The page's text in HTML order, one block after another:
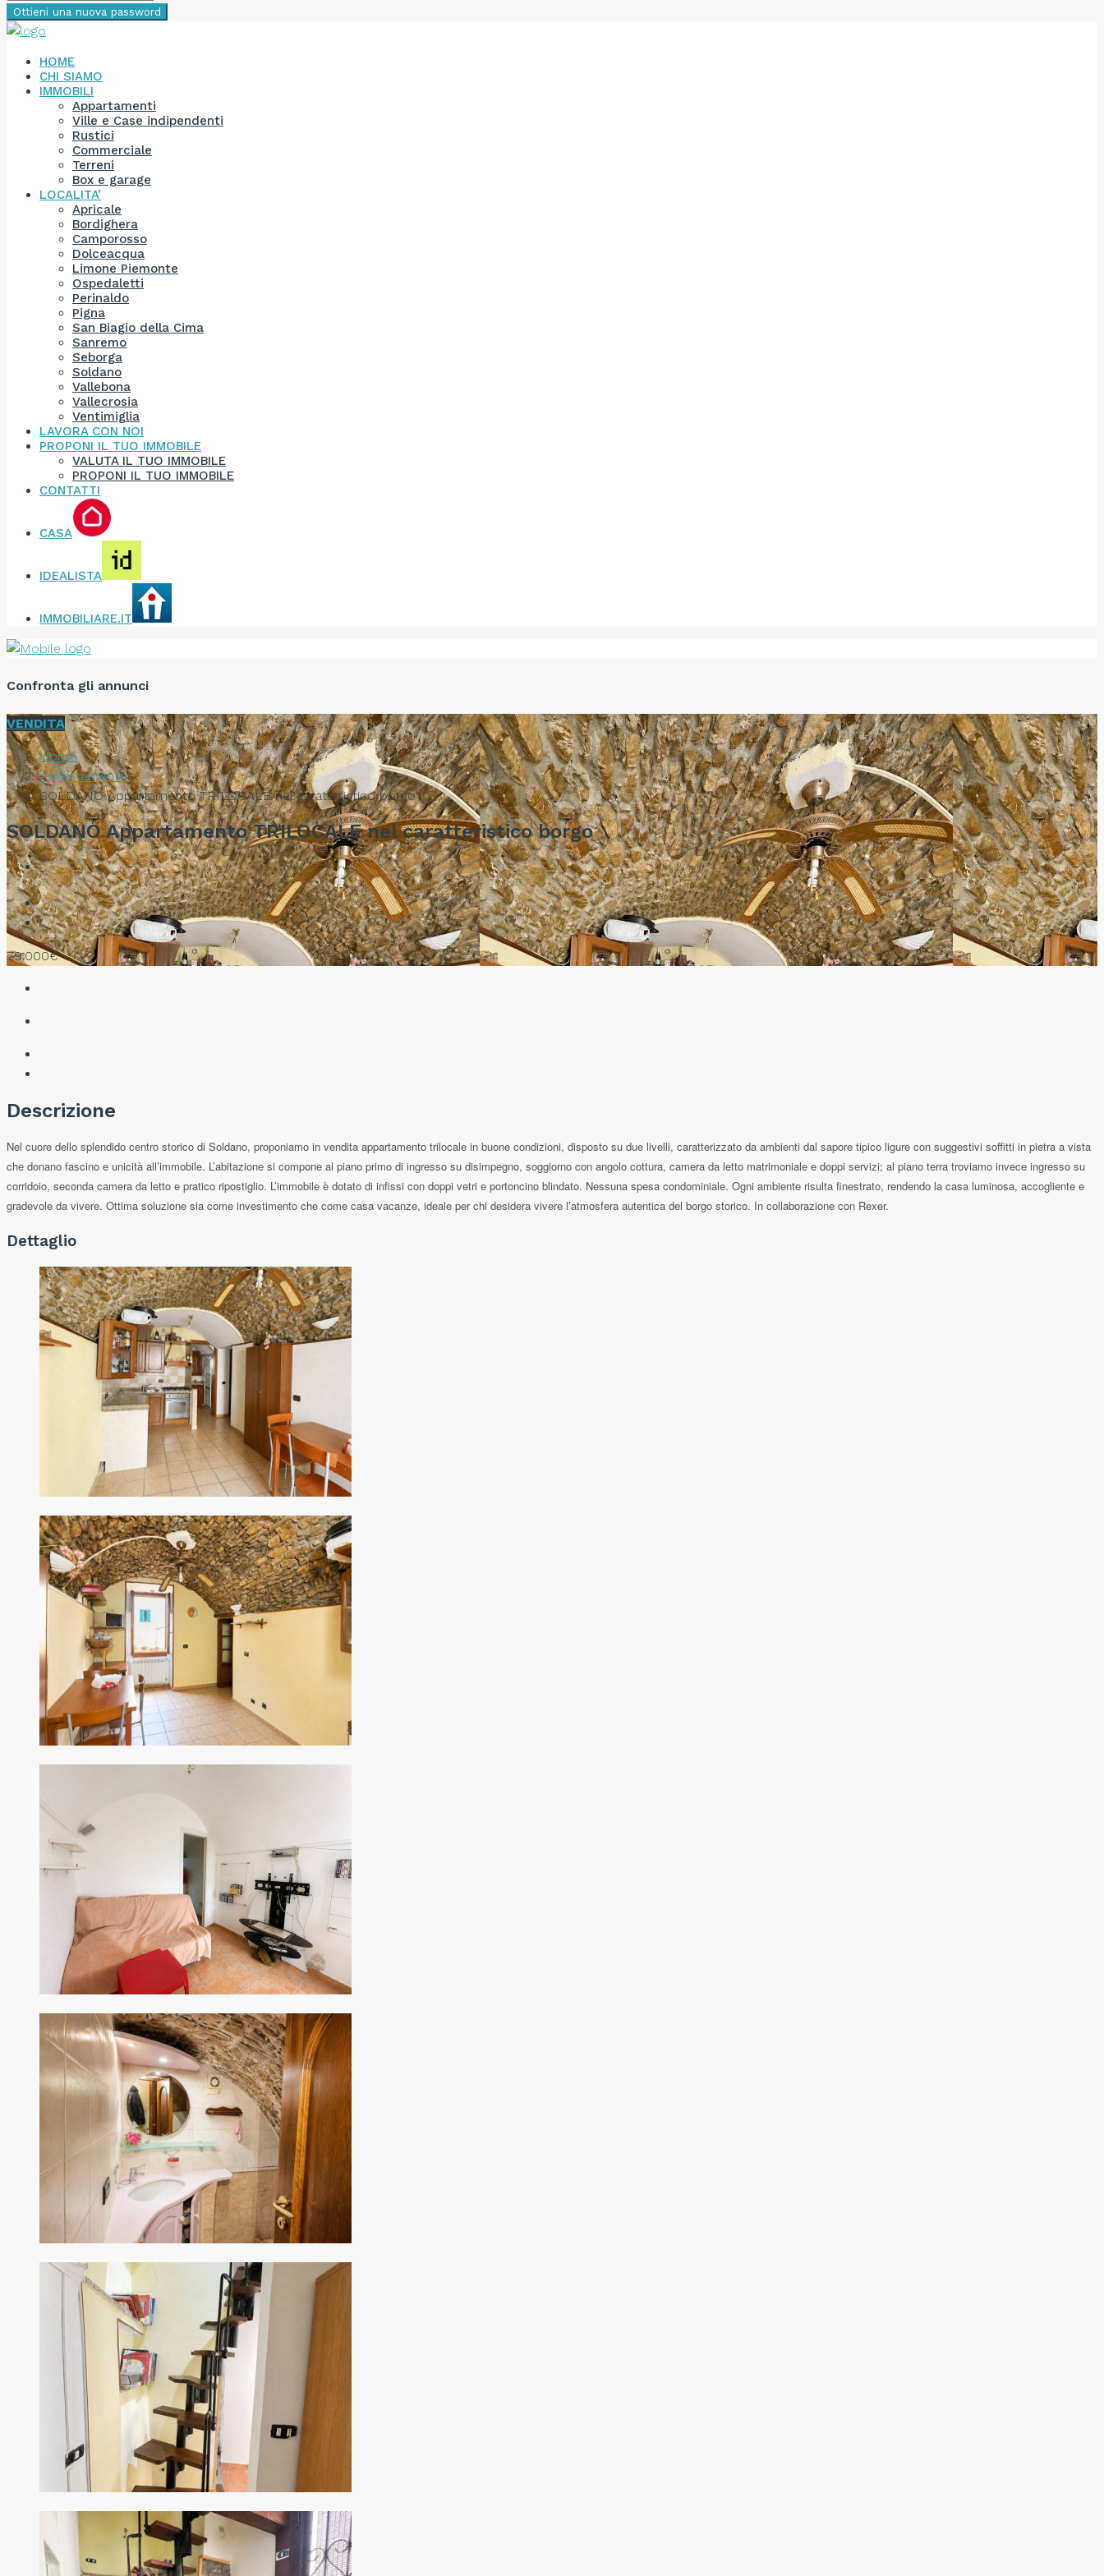
Ottieni una nuova password
HOME
CHI SIAMO
IMMOBILI
Appartamenti
Ville e Case indipendenti
Rustici
Commerciale
Terreni
Box e garage
LOCALITA’
Apricale
Bordighera
Camporosso
Dolceacqua
Limone Piemonte
Ospedaletti
Perinaldo
Pigna
San Biagio della Cima
Sanremo
Seborga
Soldano
Vallebona
Vallecrosia
Ventimiglia
LAVORA CON NOI
PROPONI IL TUO IMMOBILE
VALUTA IL TUO IMMOBILE
PROPONI IL TUO IMMOBILE
CONTATTI
CASA
IDEALISTA
IMMOBILIARE.IT
Confronta gli annunci
VENDITA
Home
Appartamento
SOLDANO Appartamento TRILOCALE nel caratteristico borgo
SOLDANO Appartamento TRILOCALE nel caratteristico borgo
79.000€
Descrizione
Nel cuore dello splendido centro storico di Soldano, proponiamo in vendita appartamento trilocale in buone condizioni, disposto su due livelli, caratterizzato da ambienti dal sapore tipico ligure con suggestivi soffitti in pietra a vista
che donano fascino e unicità all’immobile. L’abitazione si compone al piano primo di ingresso su disimpegno, soggiorno con angolo cottura, camera da letto matrimoniale e doppi servizi; al piano terra troviamo invece ingresso su
corridoio, seconda camera da letto e pratico ripostiglio. L’immobile è dotato di infissi con doppi vetri e portoncino blindato. Nessuna spesa condominiale. Ogni ambiente risulta finestrato, rendendo la casa luminosa, accogliente e
gradevole da vivere. Ottima soluzione sia come investimento che come casa vacanze, ideale per chi desidera vivere l’atmosfera autentica del borgo storico. In collaborazione con Rexer.
Dettaglio